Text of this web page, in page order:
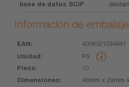
base de datos SCIP
Información de embalaje
EAN Pieza
4008321094841
FS
10
46mm x 29mm